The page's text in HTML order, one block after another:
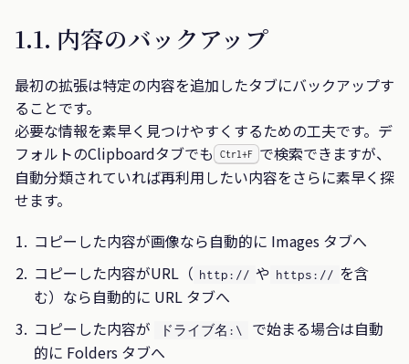
1.1. 内容のバックアップ
最初の拡張は特定の内容を追加したタブにバックアップす
ることです。
必要な情報を素早く見つけやすくするための工夫です。デ
フォルトのClipboardタブでも
Ctrl+F
で検索できますが、
自動分類されていれば再利用したい内容をさらに素早く探
せます。
コピーした内容が画像なら自動的に Images タブへ
コピーした内容がURL（ http:// や https:// を含
む）なら自動的に URL タブへ
コピーした内容が
ドライブ名:\
で始まる場合は自動
的に Folders タブへ